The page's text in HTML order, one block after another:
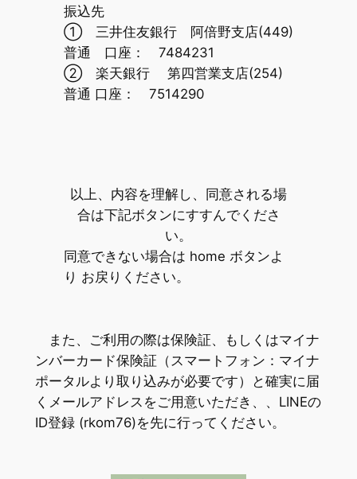
振込先
① 三井住友銀行 阿倍野支店(449)
普通 口座： 7484231
② 楽天銀行 第四営業支店(254)
普通 口座： 7514290
以上、内容を理解し、同意される場
合は下記ボタンにすすんでくださ
い。
同意できない場合は home ボタンよ
り お戻りください。
また、ご利用の際は保険証、もしくはマイナ
ンバーカード保険証（スマートフォン：マイナ
ポータルより取り込みが必要です）と確実に届
くメールアドレスをご用意いただき、、LINEの
ID登録 (rkom76)を先に行ってください。